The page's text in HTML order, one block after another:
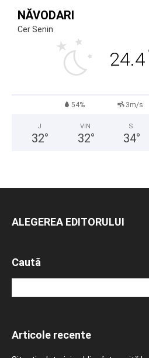
NĂVODARI
Cer Senin
24.4
54% 3m/s
J
32°
VIN
32°
S
34°
ALEGEREA EDITORULUI
Caută
Articole recente